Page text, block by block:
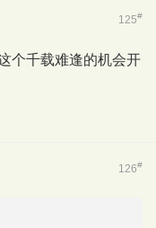
125#
个千载难逢的机会开
126#